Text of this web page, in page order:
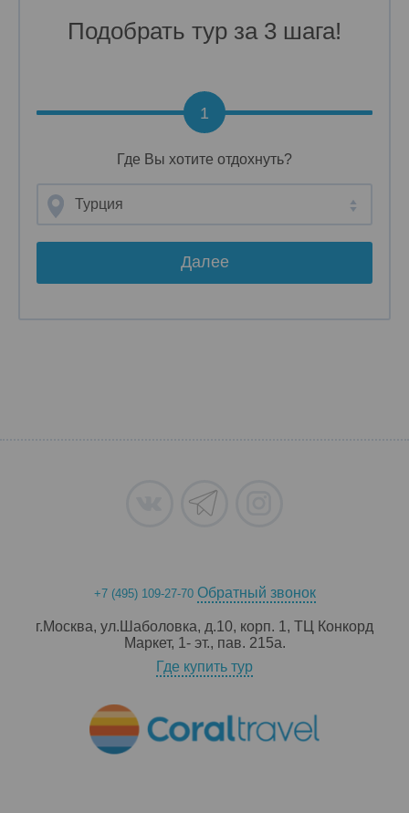
Подобрать тур за 3 шага!
Где Вы хотите отдохнуть?
Турция
Далее
1
+7 (495) 109-27-70 Обратный звонок
г.Москва, ул.Шаболовка, д.10, корп. 1, ТЦ Конкорд
Маркет, 1- эт., пав. 215a.
Где купить тур